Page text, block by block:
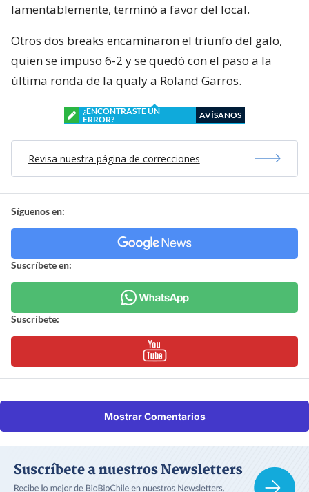
lamentablemente, terminó a favor del local.
Otros dos breaks encaminaron el triunfo del galo,
quien se impuso 6-2 y se quedó con el paso a la
última ronda de la qualy a Roland Garros.
¿ENCONTRASTE UN
ERROR?
AVÍSANOS
Revisa nuestra página de correcciones
Síguenos en:
Suscríbete en:
Suscríbete:
Mostrar Comentarios